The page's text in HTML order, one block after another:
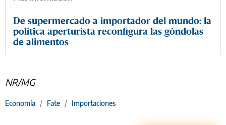
De supermercado a importador del mundo: la
política aperturista reconfigura las góndolas
de alimentos
NR/MG
Economía / Fate / Importaciones